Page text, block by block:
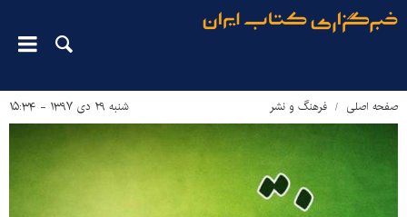
صفحه اصلی فرهنگ و نشر شنبه ۲۹ دی ۱۳۹۷ - ۱۵:۳۴